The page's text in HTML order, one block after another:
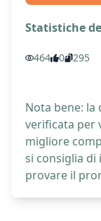
Statistiche
464 0 295
Nota bene: la
verificata per
migliore
si consiglia di
provare il